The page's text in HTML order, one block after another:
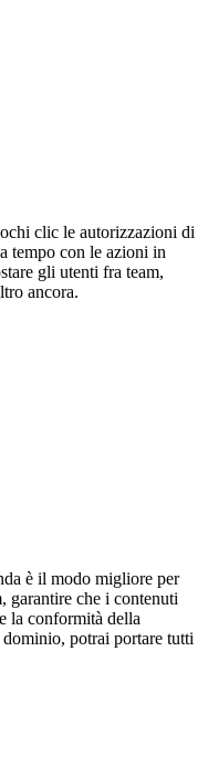
clic le autorizzazioni di
tempo con le azioni in
gli utenti fra team,
ancora.
è il modo migliore per
garantire che i contenuti
la conformità della
potrai portare tutti